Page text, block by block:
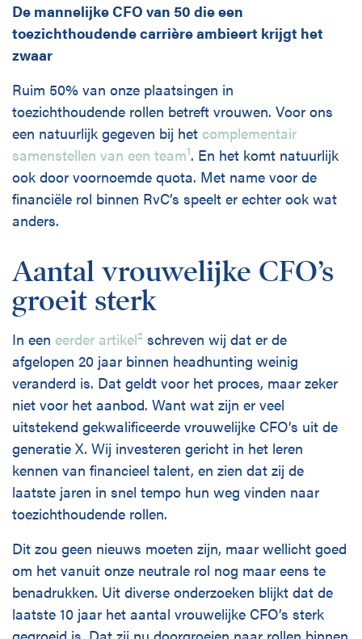
De mannelijke CFO van 50 die een
toezichthoudende carrière ambieert krijgt het
zwaar
Ruim 50% van onze plaatsingen in
toezichthoudende rollen betreft vrouwen. Voor ons
een natuurlijk gegeven bij het complementair
samenstellen van een team1. En het komt natuurlijk
ook door voornoemde quota. Met name voor de
financiële rol binnen RvC’s speelt er echter ook wat
anders.
Aantal vrouwelijke CFO’s
groeit sterk
In een eerder artikel² schreven wij dat er de
afgelopen 20 jaar binnen headhunting weinig
veranderd is. Dat geldt voor het proces, maar zeker
niet voor het aanbod. Want wat zijn er veel
uitstekend gekwalificeerde vrouwelijke CFO’s uit de
generatie X. Wij investeren gericht in het leren
kennen van financieel talent, en zien dat zij de
laatste jaren in snel tempo hun weg vinden naar
toezichthoudende rollen.
Dit zou geen nieuws moeten zijn, maar wellicht goed
om het vanuit onze neutrale rol nog maar eens te
benadrukken. Uit diverse onderzoeken blijkt dat de
laatste 10 jaar het aantal vrouwelijke CFO’s sterk